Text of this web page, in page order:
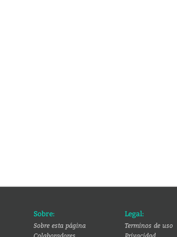
Sobre:
Sobre esta página
Legal:
Terminos de uso